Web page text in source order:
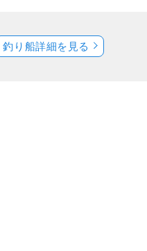
釣り船詳細を見る